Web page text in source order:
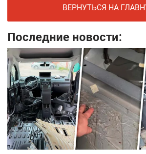
ВЕРНУТЬСЯ НА
Последние новости: